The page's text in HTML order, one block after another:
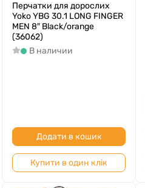
Перчатки для дорослих
Yoko YBG 30.1 LONG FINGER
MEN 8″ Black/orange
(36062)
В наличии
Додати в кошик
Купити в один клік